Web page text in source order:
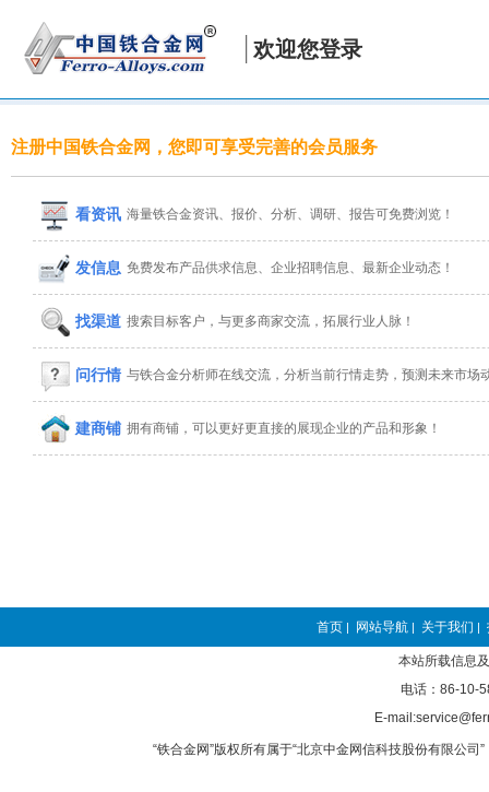
欢迎您登录
注册中国铁合金网，您即可享受完善的会员服务
看资讯 海量铁合金资讯、报价、分析、调研、报告可免费浏览！
发信息 免费发布产品供求信息、企业招聘信息、最新企业动态！
找渠道 搜索目标客户，与更多商家交流，拓展行业人脉！
问行情 与铁合金分析师在线交流，分析当前行情走势，预测未来市场
建商铺 拥有商铺，可以更好更直接的展现企业的产品和形象！
首页 | 网站导航 | 关于我们 |
本站所载信息
电话：86-10-
E-
“铁合金网”版权所有属于“北京中金网信科技股份有限公司